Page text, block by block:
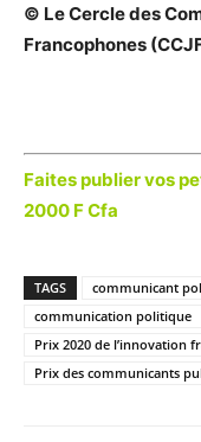
© Le Cercle des
Francophones
Faites publier vos
2000 F Cfa
TAGS
communicant
communication politique
Prix 2020 de l’innovation
Prix des communicants